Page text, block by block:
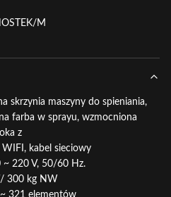
M
skrzynia maszyny do spieniania,
farba w sprayu, wzmocniona
z
kabel sieciowy
220 V, 50/60 Hz.
300 kg NW
321 elementów